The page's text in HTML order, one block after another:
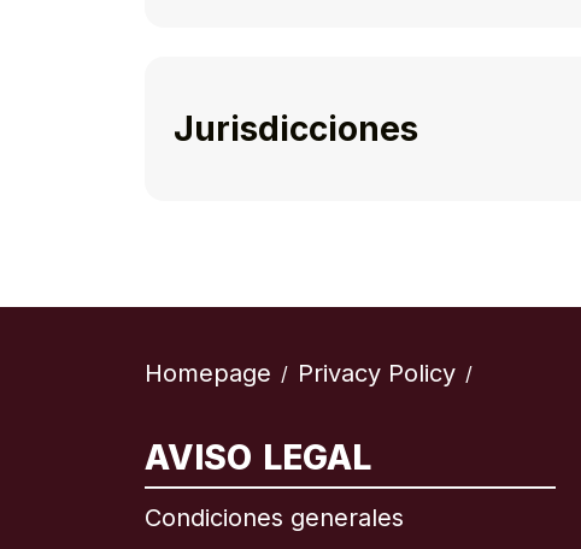
Jurisdicciones
Homepage / Privacy Policy /
AVISO LEGAL
Condiciones generales
Internacional